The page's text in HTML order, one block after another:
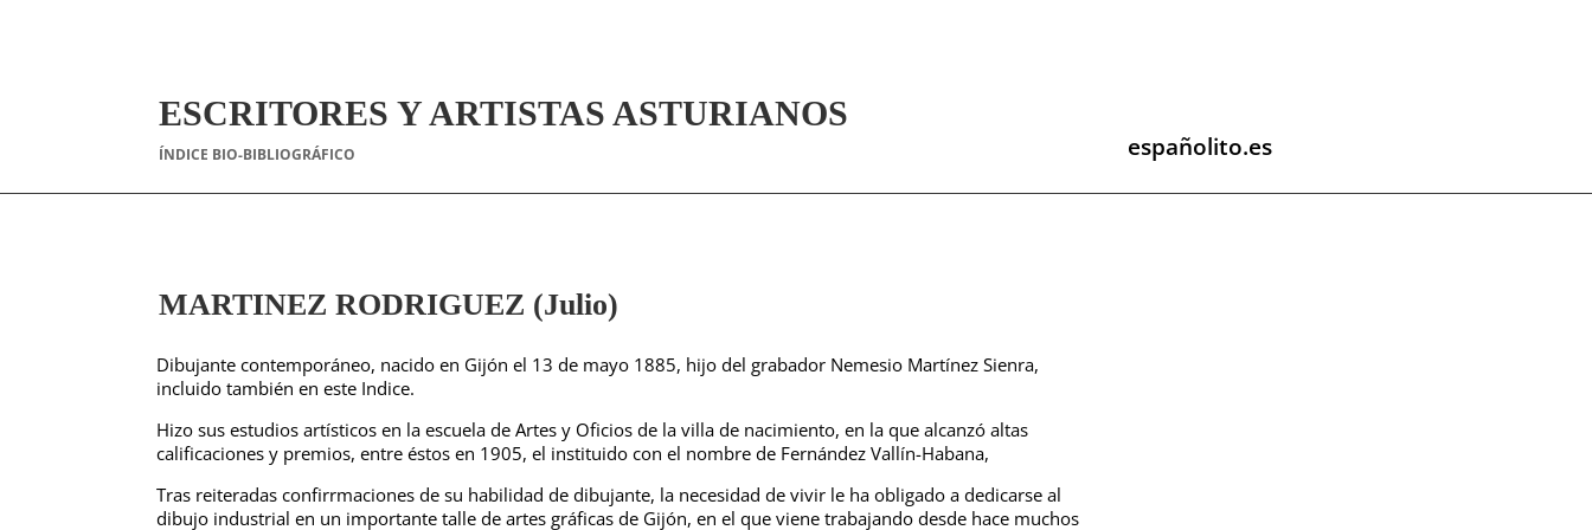
ESCRITORES Y ARTISTAS ASTURIANOS
ÍNDICE BIO-BIBLIOGRÁFICO españolito.es
MARTINEZ RODRIGUEZ (Julio)
Dibujante contemporáneo, nacido en Gijón el 13 de mayo 1885, hijo del grabador Nemesio Martínez Sienra,
incluido también en este Indice.
Hizo sus estudios artísticos en la escuela de Artes y Oficios de la villa de nacimiento, en la que alcanzó altas
calificaciones y premios, entre éstos en 1905, el instituido con el nombre de Fernández Vallín-Habana,
Tras reiteradas confirrmaciones de su habilidad de dibujante, la necesidad de vivir le ha obligado a dedicarse al
dibujo industrial en un importante talle de artes gráficas de Gijón, en el que viene trabajando desde hace muchos